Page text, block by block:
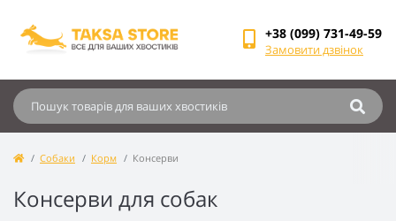
+38 (099) 731-49-59
Замовити дзвінок
Собаки Корм Консерви
Консерви для собак